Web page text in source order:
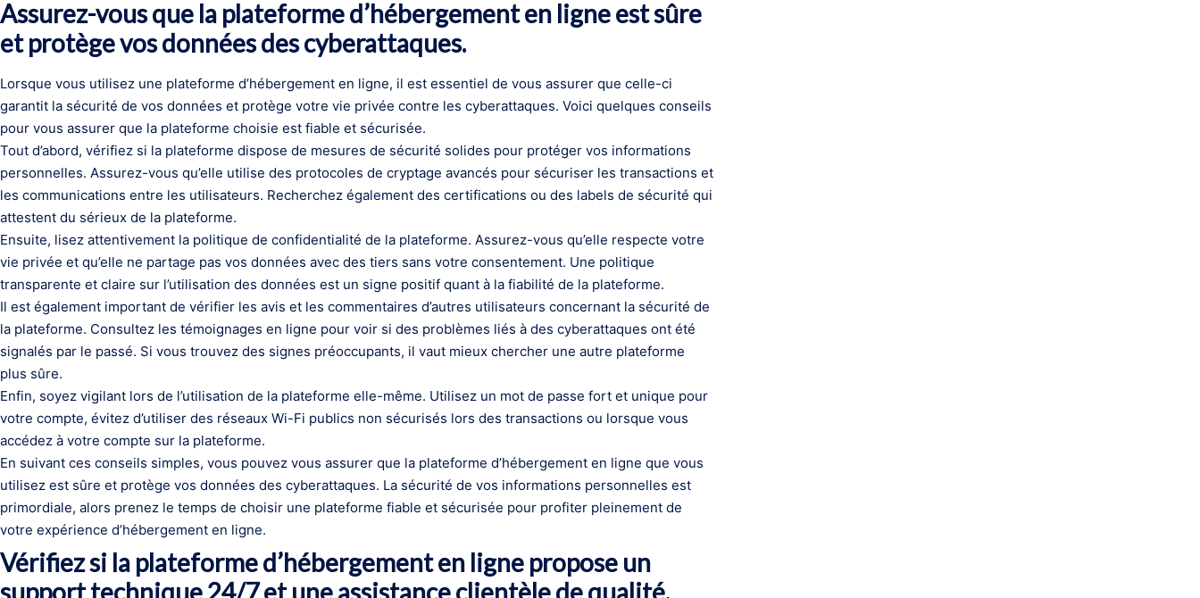
Assurez-vous que la plateforme d’hébergement en ligne est sûre
et protège vos données des cyberattaques.
Lorsque vous utilisez une plateforme d’hébergement en ligne, il est essentiel de vous assurer que celle-ci
garantit la sécurité de vos données et protège votre vie privée contre les cyberattaques. Voici quelques conseils
pour vous assurer que la plateforme choisie est fiable et sécurisée.
Tout d’abord, vérifiez si la plateforme dispose de mesures de sécurité solides pour protéger vos informations
personnelles. Assurez-vous qu’elle utilise des protocoles de cryptage avancés pour sécuriser les transactions et
les communications entre les utilisateurs. Recherchez également des certifications ou des labels de sécurité qui
attestent du sérieux de la plateforme.
Ensuite, lisez attentivement la politique de confidentialité de la plateforme. Assurez-vous qu’elle respecte votre
vie privée et qu’elle ne partage pas vos données avec des tiers sans votre consentement. Une politique
transparente et claire sur l’utilisation des données est un signe positif quant à la fiabilité de la plateforme.
Il est également important de vérifier les avis et les commentaires d’autres utilisateurs concernant la sécurité de
la plateforme. Consultez les témoignages en ligne pour voir si des problèmes liés à des cyberattaques ont été
signalés par le passé. Si vous trouvez des signes préoccupants, il vaut mieux chercher une autre plateforme
plus sûre.
Enfin, soyez vigilant lors de l’utilisation de la plateforme elle-même. Utilisez un mot de passe fort et unique pour
votre compte, évitez d’utiliser des réseaux Wi-Fi publics non sécurisés lors des transactions ou lorsque vous
accédez à votre compte sur la plateforme.
En suivant ces conseils simples, vous pouvez vous assurer que la plateforme d’hébergement en ligne que vous
utilisez est sûre et protège vos données des cyberattaques. La sécurité de vos informations personnelles est
primordiale, alors prenez le temps de choisir une plateforme fiable et sécurisée pour profiter pleinement de
votre expérience d’hébergement en ligne.
Vérifiez si la plateforme d’hébergement en ligne propose un
support technique 24/7 et une assistance clientèle de qualité.